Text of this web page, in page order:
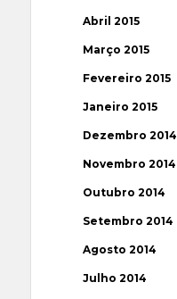
Abril 2015
Março 2015
Fevereiro 2015
Janeiro 2015
Dezembro 2014
Novembro 2014
Outubro 2014
Setembro 2014
Agosto 2014
Julho 2014